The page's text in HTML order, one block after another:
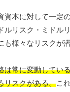
資本に対して一定
ルリスク・ミドル
様々なリスクが潜
は常に変動してい
リスクがある。こ